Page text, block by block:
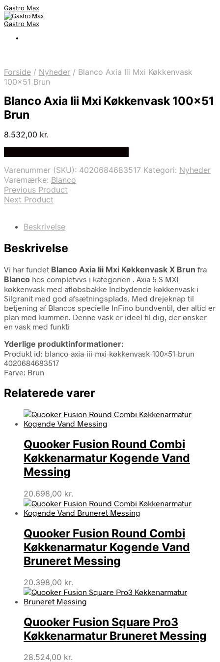
Gastro Max
Gastro Max
Forside / Nyheder / Blanco Axia Iii Mxi Køkkenvask
100×51 Brun
Blanco Axia Iii Mxi Køkkenvask 100×51
Brun
8.532,00 kr.
Varenummer (SKU): 4020684683517 Kategori: Nyheder
Varemærke: Blanco
Previous Product
Next Product
Beskrivelse
Beskrivelse
Vi har fundet Blanco Axia Iii Mxi Køkkenvask X Brun fra
Blanco hos completvvs i kategorien . Axia 5 S MXI
køkkenvask med afløbsbakke Indbydende køkkenvask i
Silgranit med god afsætningsplads. Med drejeknap til
betjening af Blancos specielle InFino bundventil, der altid er
plan med kummen. Denne vask er ideel til dig, der ønsker
en vask med funkti
Yderlige produktinformationer:
Produkt id: blanco-axia-iii-mxi-køkkenvask-100×51-brun
4020684683517
Farve: Brun
Relaterede varer
Quooker Fusion Round Combi
Køkkenarmatur Kogende Vand
Messing
20.698,00 kr.
Quooker Fusion Round Combi
Køkkenarmatur Kogende Vand
Bruneret Messing
20.398,00 kr.
Quooker Fusion Square Pro3
Køkkenarmatur Bruneret Messing
28.524,00 kr.